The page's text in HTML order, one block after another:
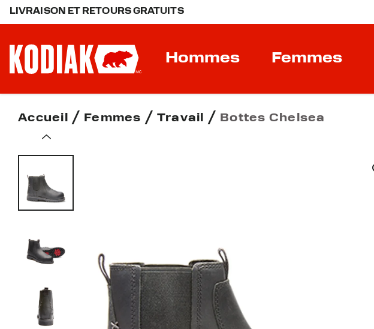
LIVRAISON ET RETOURS GRATUITS
Hommes Femmes
Accueil Femmes Travail Bottes Chelsea